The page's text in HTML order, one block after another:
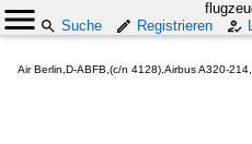
Suche
Registrieren
Air Berlin,D-ABFB,(c/n 4128),Airbus A320-